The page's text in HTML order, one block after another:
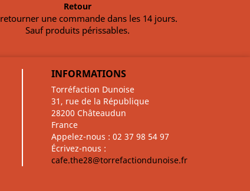
Retour
une commande dans les 14 jours.
Sauf produits périssables.
INFORMATIONS
Torréfaction Dunoise
31, rue de la République
28200 Châteaudun
France
Appelez-nous : 02 37 98 54 97
Écrivez-nous :
cafe.the28@torrefactiondunoise.fr